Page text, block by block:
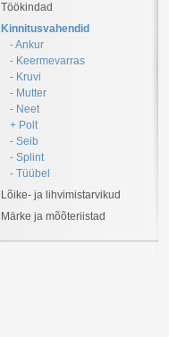
Töökindad
Kinnitusvahendid
- Ankur
- Keermevarras
- Kruvi
- Mutter
- Neet
+ Polt
- Seib
- Splint
- Tüübel
Lõike- ja lihvimistarvikud
Märke ja mõõteriistad